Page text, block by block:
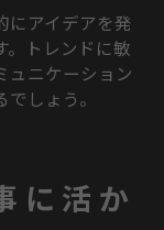
にアイデアを発
。トレンドに敏
ュニケーション
しょう。
に活か